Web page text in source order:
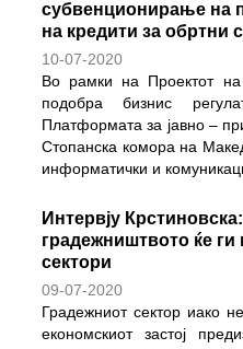
субвенционирање на
на кредити за обртни
10-07-2020
Во рамки на Проектот
подобра бизнис
Платформата за јавно –
Стопанска комора на
информатички и
Интервју
градежништвото ќе ги
сектори
09-07-2020
Градежниот сектор иако
економскиот застој